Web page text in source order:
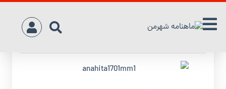
دهم ‌آبان‌ روز جشن‌ آب‌ در تاريخ ‌ايران ‌باستان